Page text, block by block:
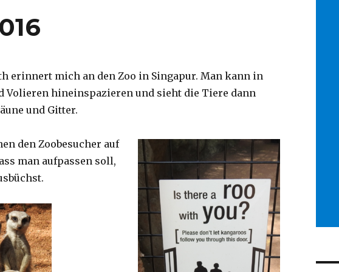
erinnert mich an den Zoo in Singapur. Man kann in
Volieren hineinspazieren und sieht die Tiere dann
und Gitter.
den Zoobesucher auf
man aufpassen soll,